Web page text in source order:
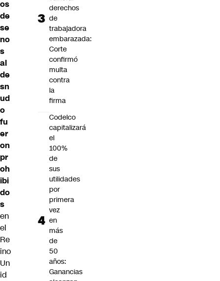
os
de
se
no
s
al
de
sn
ud
o
fu
er
on
pr
oh
ibi
do
s
en
el
Re
ino
Un
id
derechos
de
trabajadora
embarazada:
Corte
confirmó
multa
contra
la
firma
Codelco
capitalizará
el
100%
de
sus
utilidades
por
primera
vez
en
más
de
50
años:
Ganancias